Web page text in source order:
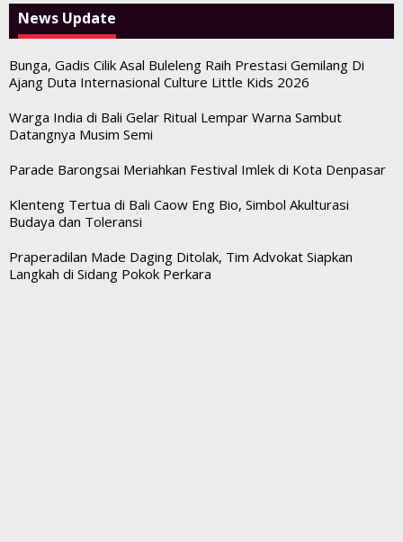
News Update
Bunga, Gadis Cilik Asal Buleleng Raih Prestasi Gemilang Di
Ajang Duta Internasional Culture Little Kids 2026
Warga India di Bali Gelar Ritual Lempar Warna Sambut
Datangnya Musim Semi
Parade Barongsai Meriahkan Festival Imlek di Kota Denpasar
Klenteng Tertua di Bali Caow Eng Bio, Simbol Akulturasi
Budaya dan Toleransi
Praperadilan Made Daging Ditolak, Tim Advokat Siapkan
Langkah di Sidang Pokok Perkara